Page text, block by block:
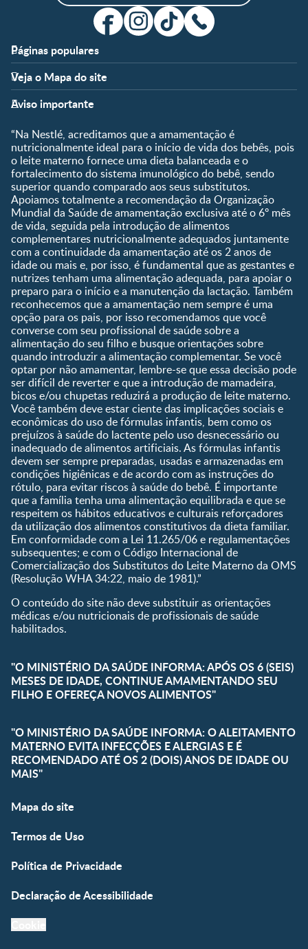
Páginas populares
Apoio
FAQ
Nossos Artigos
Fale conosco
Clube
Shopping
Compre Agora
Veja o Mapa do site
Fases
Pré-Concepção
Gravidez
Pós-Parto
0 a 5 meses
6 a 8 meses
9 a 12 meses
1 a 3 anos
Pré-escolar
Temas
Desenvolvimento
Ser Mãe e Pai
Nutrição, Alimentação e
Saúde
Ferramentas
Quando eu ficarei fértil?
Que dia meu bebê vai
nascer?
Guia de Nomes para Bebê
Calendário de semanas de
gravidez
Calculadora de cor dos
olhos
Curva de crescimento do
bebê
Planeta dos Pais
Receitas
Aviso importante
“Na Nestlé, acreditamos que a amamentação é
nutricionalmente ideal para o início de vida dos bebês, pois
o leite materno fornece uma dieta balanceada e o
fortalecimento do sistema imunológico do bebê, sendo
superior quando comparado aos seus substitutos.
Apoiamos totalmente a recomendação da Organização
Mundial da Saúde de amamentação exclusiva até o 6º mês
de vida, seguida pela introdução de alimentos
complementares nutricionalmente adequados juntamente
com a continuidade da amamentação até os 2 anos de
idade ou mais e, por isso, é fundamental que as gestantes e
nutrizes tenham uma alimentação adequada, para apoiar o
preparo para o início e a manutenção da lactação. Também
reconhecemos que a amamentação nem sempre é uma
opção para os pais, por isso recomendamos que você
converse com seu profissional de saúde sobre a
alimentação do seu filho e busque orientações sobre
quando introduzir a alimentação complementar. Se você
optar por não amamentar, lembre-se que essa decisão pode
ser difícil de reverter e que a introdução de mamadeira,
bicos e/ou chupetas reduzirá a produção de leite materno.
Você também deve estar ciente das implicações sociais e
econômicas do uso de fórmulas infantis, bem como os
prejuízos à saúde do lactente pelo uso desnecessário ou
inadequado de alimentos artificiais. As fórmulas infantis
devem ser sempre preparadas, usadas e armazenadas em
condições higiênicas e de acordo com as instruções do
rótulo, para evitar riscos à saúde do bebê. É importante
que a família tenha uma alimentação equilibrada e que se
respeitem os hábitos educativos e culturais reforçadores
da utilização dos alimentos constitutivos da dieta familiar.
Em conformidade com a Lei 11.265/06 e regulamentações
subsequentes; e com o Código Internacional de
Comercialização dos Substitutos do Leite Materno da OMS
(Resolução WHA 34:22, maio de 1981).”
O conteúdo do site não deve substituir as orientações
médicas e/ou nutricionais de profissionais de saúde
habilitados.
"O MINISTÉRIO DA SAÚDE INFORMA: APÓS OS 6 (SEIS)
MESES DE IDADE, CONTINUE AMAMENTANDO SEU
FILHO E OFEREÇA NOVOS ALIMENTOS"
"O MINISTÉRIO DA SAÚDE INFORMA: O ALEITAMENTO
MATERNO EVITA INFECÇÕES E ALERGIAS E É
RECOMENDADO ATÉ OS 2 (DOIS) ANOS DE IDADE OU
MAIS"
Mapa do site
Termos de Uso
Política de Privacidade
Declaração de Acessibilidade